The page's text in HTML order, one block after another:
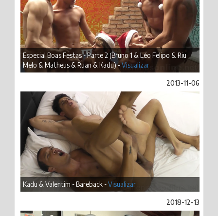
Especial Boas Festas - Parte 2 (Bruno 1 & Léo Felipo & Riu
Melo & Matheus & Ruan & Kadu) -Visualizar
2013-11-06
Kadu & Valentim - Bareback -Visualizar
2018-12-13